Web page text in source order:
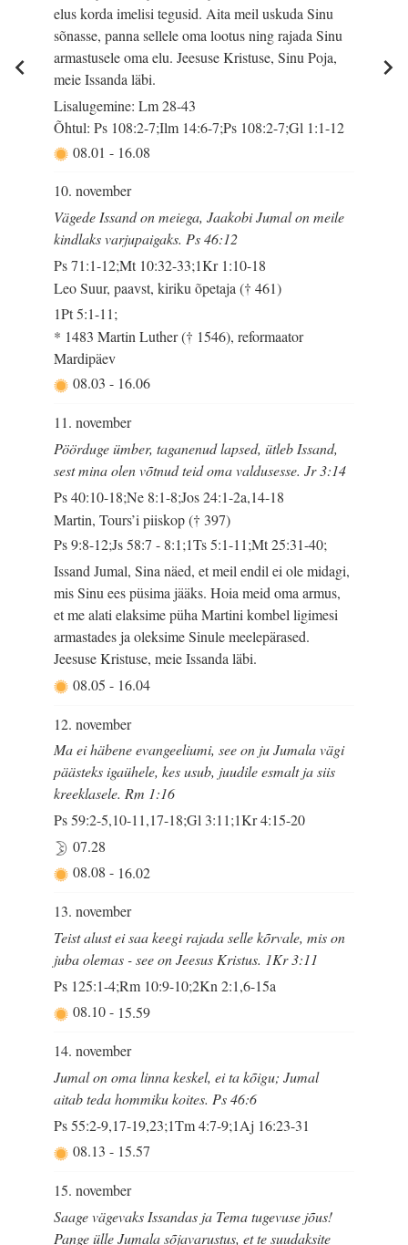
elus korda imelisi tegusid. Aita meil uskuda Sinu
sõnasse, panna sellele oma lootus ning rajada Sinu
armastusele oma elu. Jeesuse Kristuse, Sinu Poja,
meie Issanda läbi.
Lisalugemine: Lm 28-43
Õhtul: Ps 108:2-7;Ilm 14:6-7;Ps 108:2-7;Gl 1:1-12
08.01- 16.08
10. november
Vägede Issand on meiega, Jaakobi Jumal on meile
kindlaks varjupaigaks. Ps 46:12
Ps 71:1-12;Mt 10:32-33;1Kr 1:10-18
Leo Suur, paavst, kiriku õpetaja († 461)
1Pt 5:1-11;
* 1483 Martin Luther († 1546), reformaator
Mardipäev
08.03- 16.06
11. november
Pöörduge ümber, taganenud lapsed, ütleb Issand,
sest mina olen võtnud teid oma valdusesse. Jr 3:14
Ps 40:10-18;Ne 8:1-8;Jos 24:1-2a,14-18
Martin, Tours’i piiskop († 397)
Ps 9:8-12;Js 58:7 - 8:1;1Ts 5:1-11;Mt 25:31-40;
Issand Jumal, Sina näed, et meil endil ei ole midagi,
mis Sinu ees püsima jääks. Hoia meid oma armus,
et me alati elaksime püha Martini kombel ligimesi
armastades ja oleksime Sinule meelepärased.
Jeesuse Kristuse, meie Issanda läbi.
08.05- 16.04
12. november
Ma ei häbene evangeeliumi, see on ju Jumala vägi
päästeks igaühele, kes usub, juudile esmalt ja siis
kreeklasele. Rm 1:16
Ps 59:2-5,10-11,17-18;Gl 3:11;1Kr 4:15-20
07.28
08.08- 16.02
13. november
Teist alust ei saa keegi rajada selle kõrvale, mis on
juba olemas - see on Jeesus Kristus. 1Kr 3:11
Ps 125:1-4;Rm 10:9-10;2Kn 2:1,6-15a
08.10- 15.59
14. november
Jumal on oma linna keskel, ei ta kõigu; Jumal
aitab teda hommiku koites. Ps 46:6
Ps 55:2-9,17-19,23;1Tm 4:7-9;1Aj 16:23-31
08.13- 15.57
15. november
Saage vägevaks Issandas ja Tema tugevuse jõus!
Pange ülle Jumala sõjavarustus, et te suudaksite